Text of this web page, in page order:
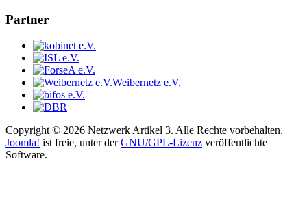
Partner
Weibernetz e.V.
Copyright © 2026 Netzwerk Artikel 3. Alle Rechte vorbehalten.
Joomla! ist freie, unter derGNU/GPL-Lizenz veröffentlichte
Software.